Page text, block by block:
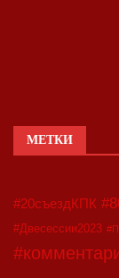
МЕТКИ
#20съездКПК
#Двесессии2023